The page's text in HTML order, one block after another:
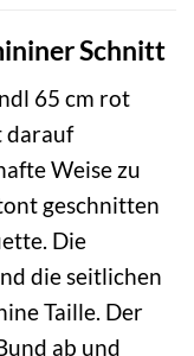
Schnitt
65 cm rot
darauf
Weise zu
geschnitten
Die
die seitlichen
Taille. Der
ab und